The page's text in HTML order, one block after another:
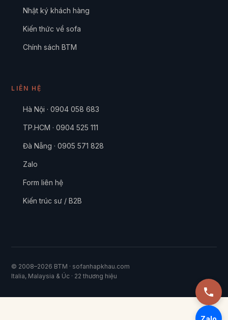
Nhật ký khách hàng
Kiến thức về sofa
Chính sách BTM
LIÊN HỆ
Hà Nội · 0904 058 683
TP.HCM · 0904 525 111
Đà Nẵng · 0905 571 828
Zalo
Form liên hệ
Kiến trúc sư / B2B
© 2008–2026 BTM · sofanhapkhau.com
Italia, Malaysia & Úc · 22 thương hiệu